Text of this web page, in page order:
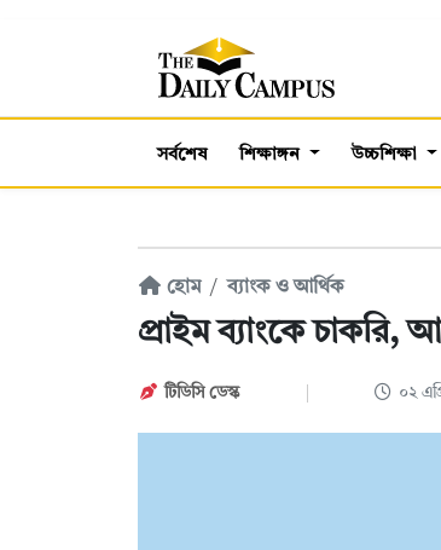
সর্বশেষ শিক্ষাঙ্গন উচ্চশিক্ষা
হোম ব্যাংক ও আর্থিক
প্রাইম ব্যাংকে চাকরি,
টিডিসি ডেস্ক ০২